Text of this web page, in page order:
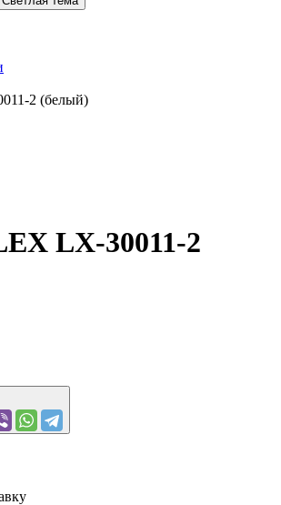
2 (белый)
LX-30011-2